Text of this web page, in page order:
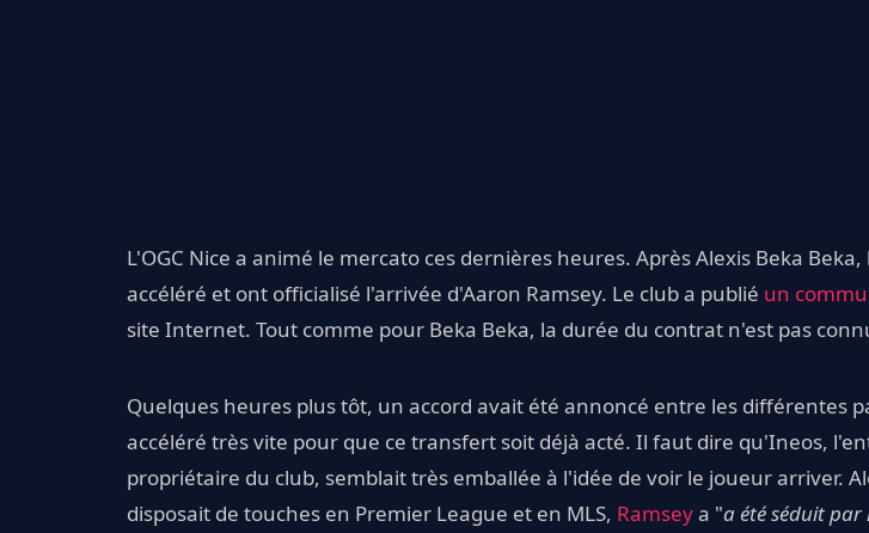
L'OGC Nice a animé le mercato ces dernières heures. Après Alexis Beka
accéléré et ont officialisé l'arrivée d'Aaron Ramsey. Le club a publié un
site Internet. Tout comme pour Beka Beka, la durée du contrat n'est pas
Quelques heures plus tôt, un accord avait été annoncé entre les différentes
accéléré très vite pour que ce transfert soit déjà acté. Il faut dire qu'Ineos,
propriétaire du club, semblait très emballée à l'idée de voir le joueur arriver.
disposait de touches en Premier League et en MLS, Ramseya "a été séduit par